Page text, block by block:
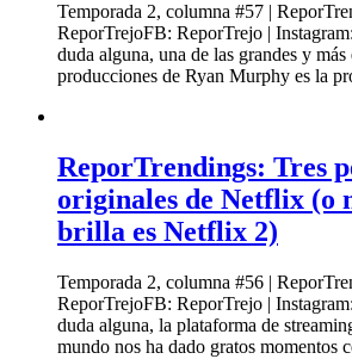
Temporada 2, columna #57 |
ReporTrejoFB: ReporTrejo |
duda alguna, una de las grandes y más
producciones de Ryan Murphy es la
ReporTrendings: Tres
originales de Netflix (o
brilla es Netflix 2)
Temporada 2, columna #56 |
ReporTrejoFB: ReporTrejo |
duda alguna, la plataforma de
mundo nos ha dado gratos momentos